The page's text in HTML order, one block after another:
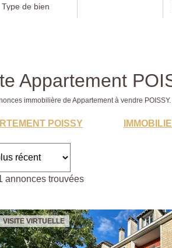
Appartement
immobilière de Appartement à vendre
POISSY
annonces trouvées
VISITE VIRTUELLE